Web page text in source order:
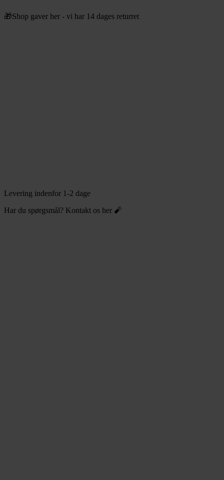
til
🎁Shop gaver her - vi har 14 dages returret
Levering indenfor 1-2 dage
Har du spørgsmål? Kontakt os her 🧨